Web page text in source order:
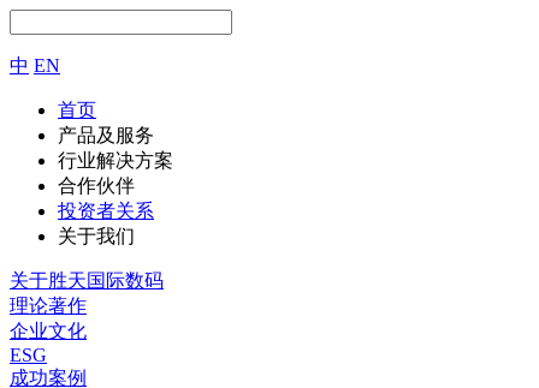
中 EN
首页
产品及服务
行业解决方案
合作伙伴
投资者关系
关于我们
关于胜天国际数码
理论著作
企业文化
ESG
成功案例